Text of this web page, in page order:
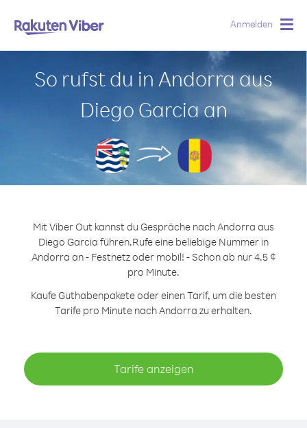
Anmelden
So rufst du in Andorra aus
Diego Garcia an
Mit Viber Out kannst du Gespräche nach Andorra aus
Diego Garcia führen.Rufe eine beliebige Nummer in
Andorra an - Festnetz oder mobil! - Schon ab nur 4.5 ¢
pro Minute.
Kaufe Guthabenpakete oder einen Tarif, um die besten
Tarife pro Minute nach Andorra zu erhalten.
Tarife anzeigen